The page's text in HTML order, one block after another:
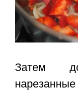
Затем